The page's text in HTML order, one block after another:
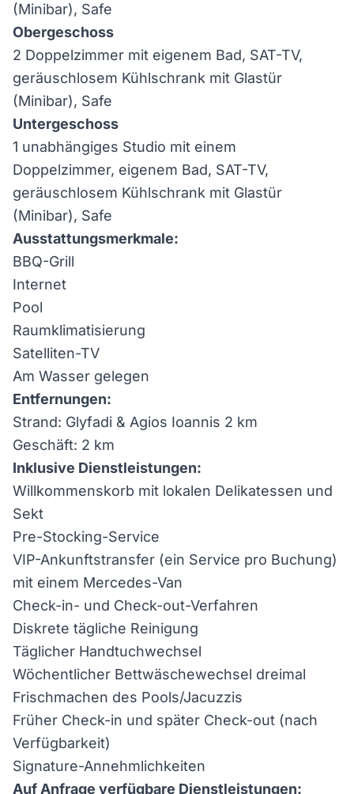
(Minibar), Safe
Obergeschoss
2 Doppelzimmer mit eigenem Bad, SAT-TV,
geräuschlosem Kühlschrank mit Glastür
(Minibar), Safe
Untergeschoss
1 unabhängiges Studio mit einem
Doppelzimmer, eigenem Bad, SAT-TV,
geräuschlosem Kühlschrank mit Glastür
(Minibar), Safe
Ausstattungsmerkmale:
BBQ-Grill
Internet
Pool
Raumklimatisierung
Satelliten-TV
Am Wasser gelegen
Entfernungen:
Strand: Glyfadi & Agios Ioannis 2 km
Geschäft: 2 km
Inklusive Dienstleistungen:
Willkommenskorb mit lokalen Delikatessen und
Sekt
Pre-Stocking-Service
VIP-Ankunftstransfer (ein Service pro Buchung)
mit einem Mercedes-Van
Check-in- und Check-out-Verfahren
Diskrete tägliche Reinigung
Täglicher Handtuchwechsel
Wöchentlicher Bettwäschewechsel dreimal
Frischmachen des Pools/Jacuzzis
Früher Check-in und später Check-out (nach
Verfügbarkeit)
Signature-Annehmlichkeiten
Auf Anfrage verfügbare Dienstleistungen: